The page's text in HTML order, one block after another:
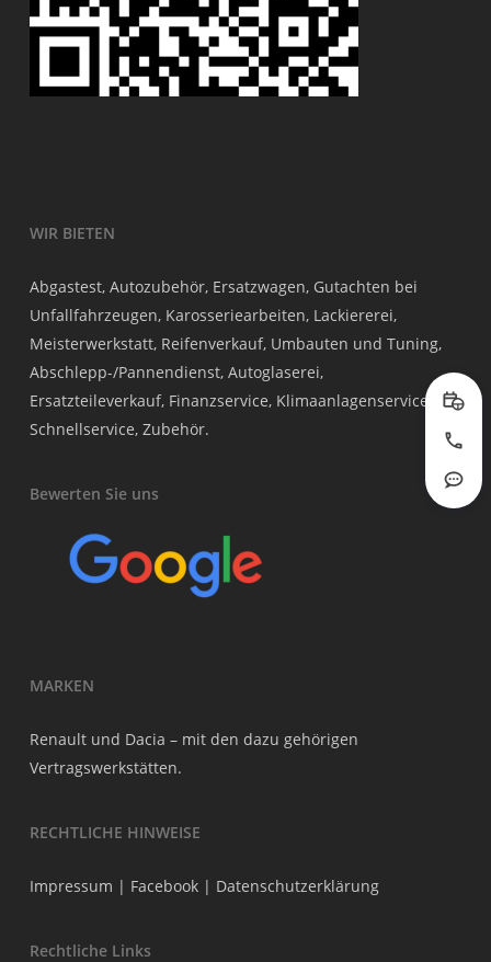
WIR BIETEN
Abgastest, Autozubehör, Ersatzwagen, Gutachten bei
Unfallfahrzeugen, Karosseriearbeiten, Lackiererei,
Meisterwerkstatt, Reifenverkauf, Umbauten und Tuning,
Abschlepp-/Pannendienst, Autoglaserei,
Ersatzteileverkauf, Finanzservice, Klimaanlagenservice,
Schnellservice, Zubehör.
Bewerten Sie uns
MARKEN
Renault und Dacia – mit den dazu gehörigen
Vertragswerkstätten.
RECHTLICHE HINWEISE
Impressum | Facebook| Datenschutzerklärung
Rechtliche Links
Jetzt